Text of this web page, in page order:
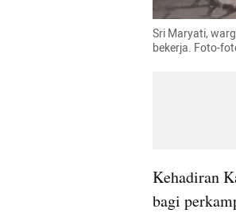
Sri Maryati,
bekerja. Foto-
Kehadiran
bagi